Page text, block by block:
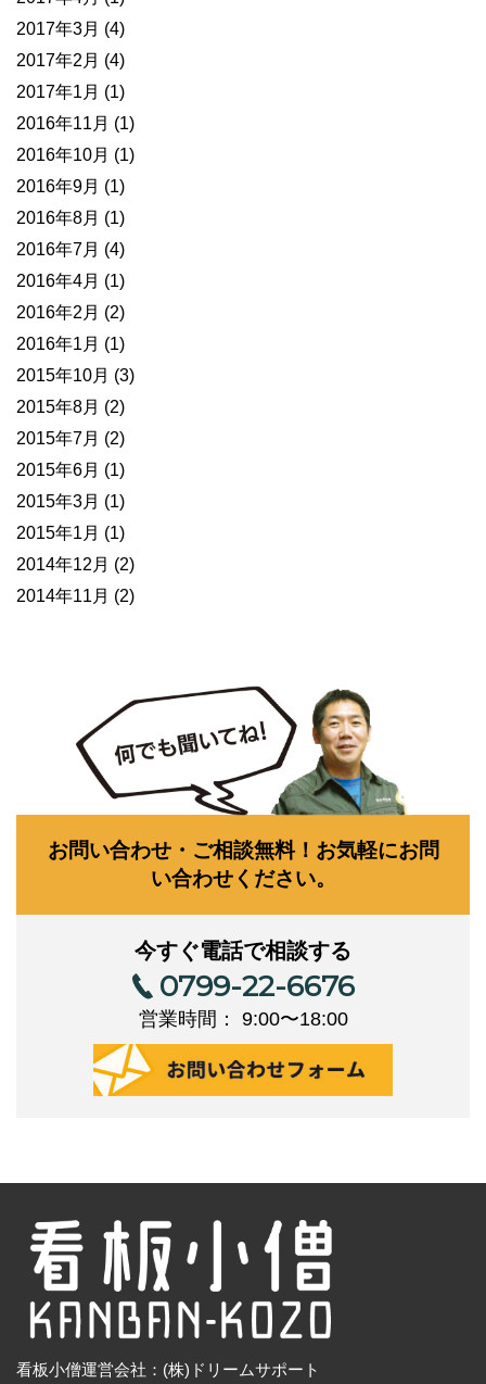
2017年3月 (4)
2017年2月 (4)
2017年1月 (1)
2016年11月 (1)
2016年10月 (1)
2016年9月 (1)
2016年8月 (1)
2016年7月 (4)
2016年4月 (1)
2016年2月 (2)
2016年1月 (1)
2015年10月 (3)
2015年8月 (2)
2015年7月 (2)
2015年6月 (1)
2015年3月 (1)
2015年1月 (1)
2014年12月 (2)
2014年11月 (2)
お問い合わせ・ご相談無料！お気軽にお問
い合わせください。
今すぐ電話で相談する
0799-22-6676
営業時間： 9:00〜18:00
看板小僧運営会社：(株)ドリームサポート